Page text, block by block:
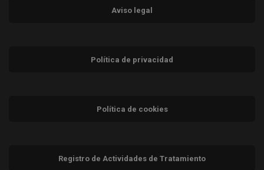
Aviso legal
Política de privacidad
Política de cookies
Registro de Actividades de Tratamiento